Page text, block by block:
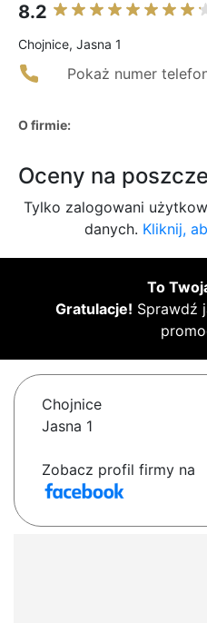
8.2
Chojnice, Jasna 1
Pokaż numer
O firmie:
Oceny na
Tylko zalogowani
danych. Kliknij,
To
Gratulacje! Sprawdź
Chojnice
Jasna 1
Zobacz profil firmy na